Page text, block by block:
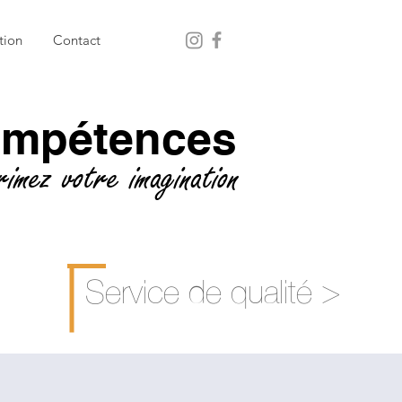
Contact
votre imagination
Service de qualité >